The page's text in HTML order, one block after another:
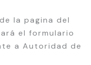
la pagina del
el formulario
a Autoridad de